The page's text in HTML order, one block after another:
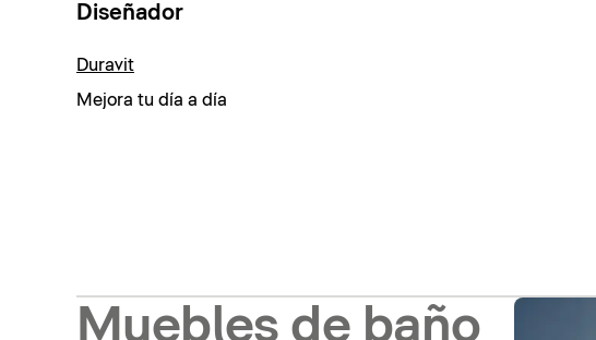
Diseñador
Duravit
Mejora tu día a día
Muebles de baño